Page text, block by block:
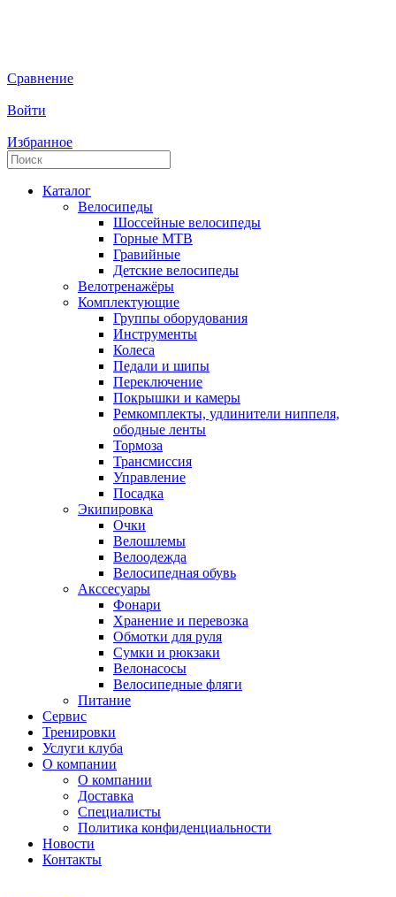
Сравнение
Войти
Избранное
Каталог
Велосипеды
Шоссейные велосипеды
Горные МTB
Гравийные
Детские велосипеды
Велотренажёры
Комплектующие
Группы оборудования
Инструменты
Колеса
Педали и шипы
Переключение
Покрышки и камеры
Ремкомплекты, удлинители ниппеля,
ободные ленты
Тормоза
Трансмиссия
Управление
Посадка
Экипировка
Очки
Велошлемы
Велоодежда
Велосипедная обувь
Акссесуары
Фонари
Хранение и перевозка
Обмотки для руля
Сумки и рюкзаки
Велонасосы
Велосипедные фляги
Питание
Сервис
Тренировки
Услуги клуба
О компании
О компании
Доставка
Специалисты
Политика конфиденциальности
Новости
Контакты